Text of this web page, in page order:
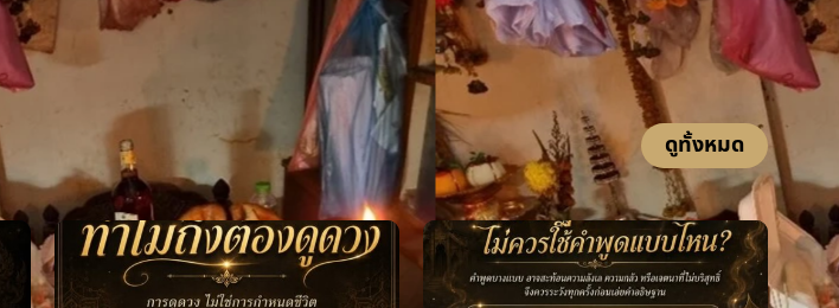
ดูทั้งหมด